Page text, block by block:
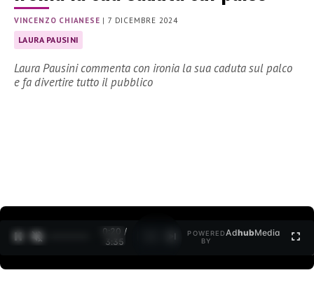
VINCENZO CHIANESE |7 DICEMBRE 2024
LAURA PAUSINI
Laura Pausini commenta con ironia la sua caduta sul palco
e fa divertire tutto il pubblico
0:21 /
3:35
POWERED
BY
AdhubMedia